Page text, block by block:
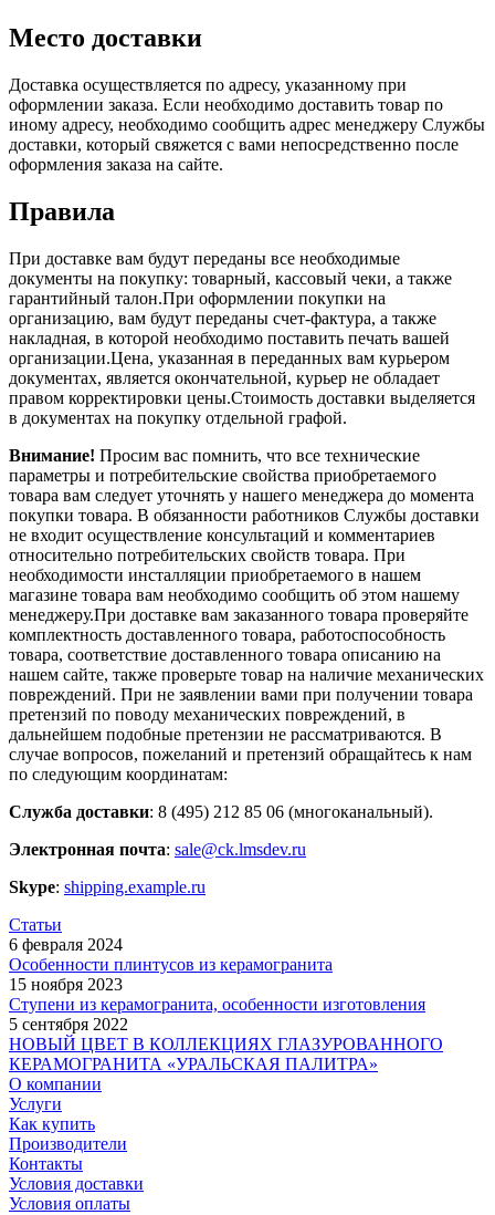
Место доставки
Доставка осуществляется по адресу, указанному при
оформлении заказа. Если необходимо доставить товар по
иному адресу, необходимо сообщить адрес менеджеру Службы
доставки, который свяжется с вами непосредственно после
оформления заказа на сайте.
Правила
При доставке вам будут переданы все необходимые
документы на покупку: товарный, кассовый чеки, а также
гарантийный талон.При оформлении покупки на
организацию, вам будут переданы счет-фактура, а также
накладная, в которой необходимо поставить печать вашей
организации.Цена, указанная в переданных вам курьером
документах, является окончательной, курьер не обладает
правом корректировки цены.Стоимость доставки выделяется
в документах на покупку отдельной графой.
Внимание! Просим вас помнить, что все технические
параметры и потребительские свойства приобретаемого
товара вам следует уточнять у нашего менеджера до момента
покупки товара. В обязанности работников Службы доставки
не входит осуществление консультаций и комментариев
относительно потребительских свойств товара. При
необходимости инсталляции приобретаемого в нашем
магазине товара вам необходимо сообщить об этом нашему
менеджеру.При доставке вам заказанного товара проверяйте
комплектность доставленного товара, работоспособность
товара, соответствие доставленного товара описанию на
нашем сайте, также проверьте товар на наличие механических
повреждений. При не заявлении вами при получении товара
претензий по поводу механических повреждений, в
дальнейшем подобные претензии не рассматриваются. В
случае вопросов, пожеланий и претензий обращайтесь к нам
по следующим координатам:
Служба доставки: 8 (495) 212 85 06 (многоканальный).
Электронная почта: sale@ck.lmsdev.ru
Skype: shipping.example.ru
Статьи
6 февраля 2024
Особенности плинтусов из керамогранита
15 ноября 2023
Ступени из керамогранита, особенности изготовления
5 сентября 2022
НОВЫЙ ЦВЕТ В КОЛЛЕКЦИЯХ ГЛАЗУРОВАННОГО
КЕРАМОГРАНИТА «УРАЛЬСКАЯ ПАЛИТРА»
О компании
Услуги
Как купить
Производители
Контакты
Условия доставки
Условия оплаты